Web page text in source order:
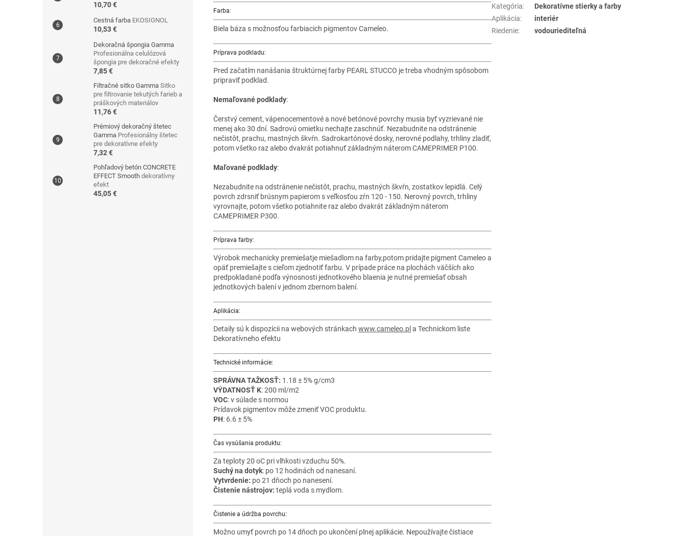
10,70 €
Cestná farba EKOSIGNOL
10,53 €
Dekoračná špongia Gamma
Profesionálna celulózová
špongia pre dekoračné efekty
7,85 €
Filtračné sitko Gamma Sitko
pre filtrovanie tekutých farieb a
práškových materiálov
11,76 €
Prémiový dekoračný štetec
Gamma Profesionálny štetec
pre dekoratívne efekty
7,32 €
Pohľadový betón CONCRETE
EFFECT Smooth dekoratívny
efekt
45,05 €
Farba:
Biela báza s možnosťou farbiacich pigmentov Cameleo.
Príprava podkladu:
Pred začatím nanášania štruktúrnej farby PEARL STUCCO je treba vhodným spôsobom
pripraviť podklad.
Nemaľované podklady:
Čerstvý cement, vápenocementové a nové betónové povrchy musia byť vyzrievané nie
menej ako 30 dní. Sadrovú omietku nechajte zaschnúť. Nezabudnite na odstránenie
nečistôt, prachu, mastných škvŕn. Sadrokartónové dosky, nerovné podlahy, trhliny zladiť,
potom všetko raz alebo dvakrát potiahnuť základným náterom CAMEPRIMER P100.
Maľované podklady:
Nezabudnite na odstránenie nečistôt, prachu, mastných škvŕn, zostatkov lepidlá. Celý
povrch zdrsniť brúsnym papierom s veľkosťou zŕn 120 - 150. Nerovný povrch, trhliny
vyrovnajte, potom všetko potiahnite raz alebo dvakrát základným náterom
CAMEPRIMER P300.
Príprava farby:
Výrobok mechanicky premiešatje miešadlom na farby,potom pridajte pigment Cameleo a
opäť premiešajte s cieľom zjednotiť farbu. V prípade práce na plochách väčších ako
predpokladané podľa výnosnosti jednotkového blaenia je nutné premiešať obsah
jednotkových balení v jednom zbernom balení.
Aplikácia:
Detaily sú k dispozícii na webových stránkach www.cameleo.pl a Technickom liste
Dekoratívneho efektu
Technické informácie:
SPRÁVNA TAŽKOSŤ: 1.18 ± 5% g/cm3
VÝDATNOSŤ K: 200 ml/m2
VOC: v súlade s normou
Prídavok pigmentov môže zmeniť VOC produktu.
PH: 6.6 ± 5%
Čas vysúšania produktu:
Za teploty 20 oC pri vlhkosti vzduchu 50%.
Suchý na dotyk: po 12 hodinách od nanesaní.
Vytvrdenie: po 21 dňoch po nanesení.
Čistenie nástrojov: teplá voda s mydlom.
Čistenie a údržba povrchu:
Možno umyť povrch po 14 dňoch po ukončení plnej aplikácie. Nepoužívajte čistiace
Kategória:
Dekoratívne stierky a farby
Aplikácia:
interiér
Riedenie: vodouriediteľná